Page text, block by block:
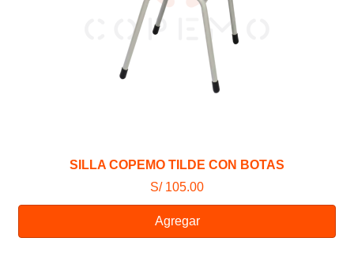
SILLA COPEMO TILDE CON BOTAS
S/ 105.00
Agregar